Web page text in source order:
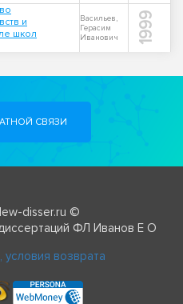
и
школ
Васильев,
Герасим
Иванович
1999
СВЯЗИ
disser.ru ©
ФЛ Иванов Е О
условия возврата